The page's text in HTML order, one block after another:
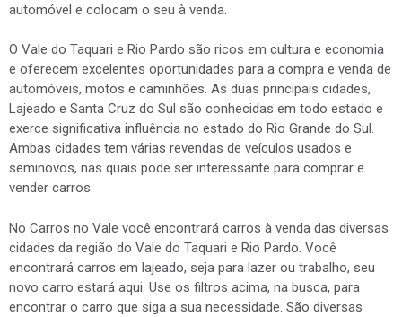
automóvel e colocam o seu à venda.
O Vale do Taquari e Rio Pardo são ricos em cultura e economia
e oferecem excelentes oportunidades para a compra e venda de
automóveis, motos e caminhões. As duas principais cidades,
Lajeado e Santa Cruz do Sul são conhecidas em todo estado e
exerce significativa influência no estado do Rio Grande do Sul.
Ambas cidades tem várias revendas de veículos usados e
seminovos, nas quais pode ser interessante para comprar e
vender carros.
No Carros no Vale você encontrará carros à venda das diversas
cidades da região do Vale do Taquari e Rio Pardo. Você
encontrará carros em lajeado, seja para lazer ou trabalho, seu
novo carro estará aqui. Use os filtros acima, na busca, para
encontrar o carro que siga a sua necessidade. São diversas